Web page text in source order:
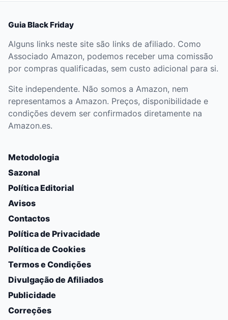
Guia Black Friday
Alguns links neste site são links de afiliado. Como
Associado Amazon, podemos receber uma comissão
por compras qualificadas, sem custo adicional para si.
Site independente. Não somos a Amazon, nem
representamos a Amazon. Preços, disponibilidade e
condições devem ser confirmados diretamente na
Amazon.es.
Metodologia
Sazonal
Política Editorial
Avisos
Contactos
Política de Privacidade
Política de Cookies
Termos e Condições
Divulgação de Afiliados
Publicidade
Correções